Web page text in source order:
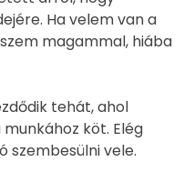
Ha velem van a
magammal, hiába
tehát, ahol
köt. Elég
szembesülni vele.